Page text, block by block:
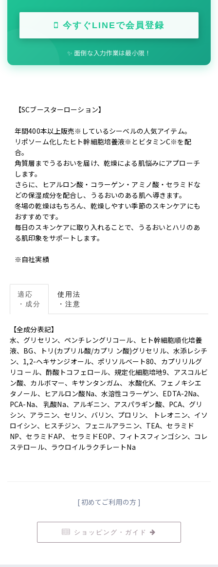
今すぐLINEで会員登録
✨ 面倒な入力作業は最小限！
【SCブースターローション】
年間400本以上販売※しているシーベルの人気アイテム。
リポソーム化したヒト幹細胞培養液※とビタミンC※を配
合。
角質層までうるおいを届け、乾燥による肌悩みにアプローチ
します。
さらに、ヒアルロン酸・コラーゲン・アミノ酸・セラミドな
どの保湿成分を配合し、うるおいのある肌へ導きます。
冬場の乾燥はもちろん、乾燥しやすい季節のスキンケアにも
おすすめです。
毎日のスキンケアに取り入れることで、うるおいとハリのあ
る肌印象をサポートします。
※自社実績
適応
・成分
使用法
・注意
【全成分表記】
⽔、グリセリン、ペンチレングリコール、ヒト幹細胞順化培養
液、BG、トリ(カプリル酸/カプリ ン酸)グリセリル、⽔添レシチ
ン、1,2-ヘキサンジオール、ポリソルベート80、カプリリルグ
リコ ール、酢酸トコフェロール、規定化細胞培地9、アスコルビ
ン酸、カルボマー、キサンタンガム、 ⽔酸化K、フェノキシエ
タノール、ヒアルロン酸Na、⽔溶性コラーゲン、EDTA-2Na、
PCA-Na、 乳酸Na、アルギニン、アスパラギン酸、PCA、グリ
シン、アラニン、セリン、バリン、プロリン、 トレオニン、イソ
ロイシン、ヒスチジン、フェニルアラニン、TEA、セラミド
NP、セラミドAP、 セラミドEOP、フィトスフィンゴシン、コレ
ステロール、ラウロイルラクチレートNa
[ 初めてご利用の方 ]
ショッピング・ガイド